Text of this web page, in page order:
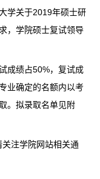
学关于2019年硕士研
，学院硕士复试领导
成绩占50%，复试成
业确定的名额内以考
。拟录取名单见附
关注学院网站相关通